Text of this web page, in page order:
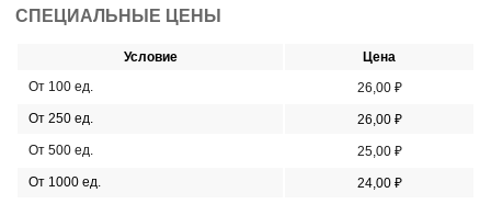
СПЕЦИАЛЬНЫЕ ЦЕНЫ
Условие
Цена
От 100 ед.
26,00 ₽
От 250 ед.
26,00 ₽
От 500 ед.
25,00 ₽
От 1000 ед.
24,00 ₽